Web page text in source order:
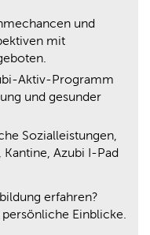
und
mit
Aktiv-Programm
und gesunder
Sozialleistungen,
Azubi I-Pad
erfahren?
persönliche Einblicke.